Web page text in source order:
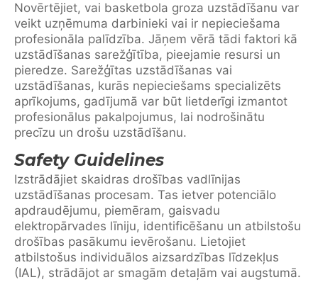
Novērtējiet, vai basketbola groza uzstādīšanu var
veikt uzņēmuma darbinieki vai ir nepieciešama
profesionāla palīdzība. Jāņem vērā tādi faktori kā
uzstādīšanas sarežģītība, pieejamie resursi un
pieredze. Sarežģītas uzstādīšanas vai
uzstādīšanas, kurās nepieciešams specializēts
aprīkojums, gadījumā var būt lietderīgi izmantot
profesionālus pakalpojumus, lai nodrošinātu
precīzu un drošu uzstādīšanu.
Safety Guidelines
Izstrādājiet skaidras drošības vadlīnijas
uzstādīšanas procesam. Tas ietver potenciālo
apdraudējumu, piemēram, gaisvadu
elektropārvades līniju, identificēšanu un atbilstošu
drošības pasākumu ievērošanu. Lietojiet
atbilstošus individuālos aizsardzības līdzekļus
(IAL), strādājot ar smagām detaļām vai augstumā.